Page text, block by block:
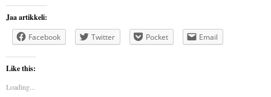
Jaa artikkeli:
Facebook
Twitter Pocket Email
Like this:
Loading...